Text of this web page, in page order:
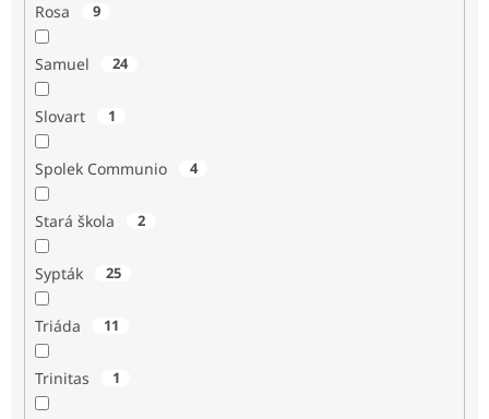
Rosa 9
Samuel 24
Slovart 1
Spolek Communio 4
Stará škola 2
Sypták 25
Triáda 11
Trinitas 1